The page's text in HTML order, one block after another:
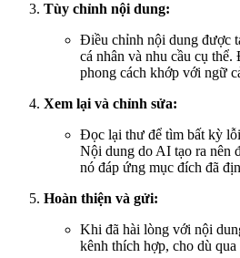
Tùy chỉnh nội dung:
Điều chỉnh nội dung được
cá nhân và nhu cầu cụ
phong cách khớp với ngữ
Xem lại và chỉnh sửa:
Đọc lại thư để tìm bất kỳ
Nội dung do AI tạo ra nên
nó đáp ứng mục đích đã
Hoàn thiện và gửi:
Khi đã hài lòng với nội
kênh thích hợp, cho dù